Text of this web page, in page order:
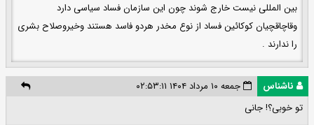
بین المللی نیست خارج شوند چون این سازمان فساد سیاسی دارد
وقاچاقچیان کوکائین فساد از نوع مخدر هردو فاسد هستند وخیروصلاح بشری
را ندارند .
ناشناس
جمعه ۱۰ مرداد ۱۴۰۴ ۰۲:۵۳:۱۱
تو خوبی؟! جانی